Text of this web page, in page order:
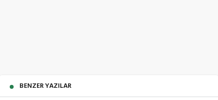
BENZER YAZILAR